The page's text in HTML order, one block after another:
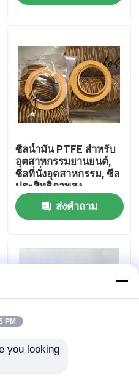
ซีลน้ำมัน PTFE สำหรับ
อุตสาหกรรมยานยนต์,
ซีลที่นั่งอุตสาหกรรม, ซีล
ประสิทธิภาพสูง
ส่งคำถาม
PM
you looking